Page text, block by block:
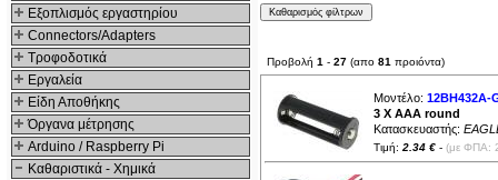
Εξοπλισμός εργαστηρίου
Connectors/Adapters
Τροφοδοτικά
Εργαλεία
Είδη Αποθήκης
Όργανα μέτρησης
Arduino / Raspberry Pi
Καθαριστικά - Χημικά
Προβολή 1 - 27 (απο 81 προιόντα)
Μοντέλο: 12BH432A-
3 X AAA round
Κατασκευαστής:
Τιμή: 2.34 € - (με ΦΠΑ: